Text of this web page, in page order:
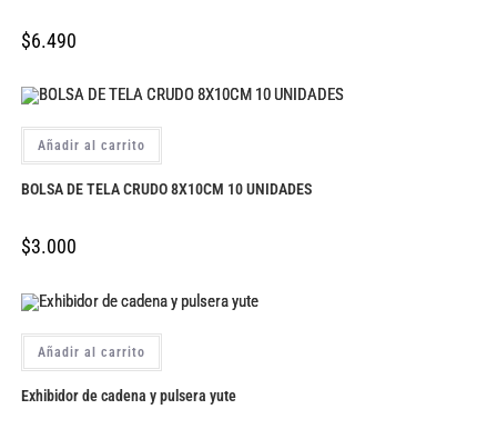
$6.490
Añadir al carrito
BOLSA DE TELA CRUDO 8X10CM 10 UNIDADES
$3.000
Añadir al carrito
Exhibidor de cadena y pulsera yute